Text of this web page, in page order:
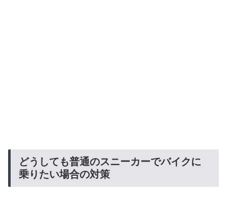
どうしても普通のスニーカーでバイクに
乗りたい場合の対策